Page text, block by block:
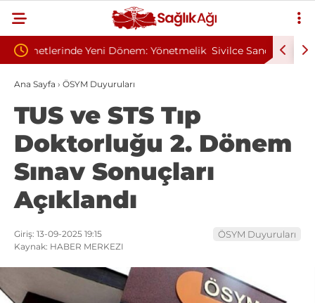
Sivilce Sandı, Cilt Kanseri Çıktı: Ameliyattan 60
Dikişle Uyandı
Ana Sayfa › ÖSYM Duyuruları
TUS ve STS Tıp
Doktorluğu 2. Dönem
Sınav Sonuçları
Açıklandı
Giriş: 13-09-2025 19:15
Kaynak: HABER MERKEZI
ÖSYM Duyuruları